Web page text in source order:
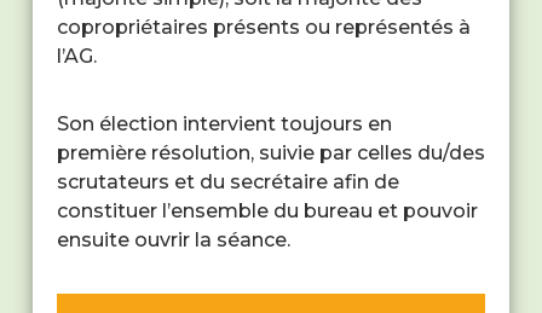
copropriétaires présents ou représentés à
l’AG.
Son élection intervient toujours en
première résolution, suivie par celles du/des
scrutateurs et du secrétaire afin de
constituer l’ensemble du bureau et pouvoir
ensuite ouvrir la séance.